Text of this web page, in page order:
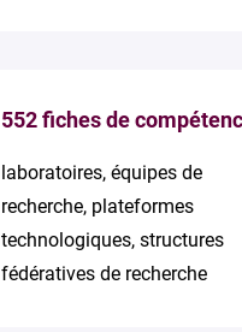
552 fiches de
laboratoires, équipes de
recherche, plateformes
technologiques, structures
fédératives de recherche